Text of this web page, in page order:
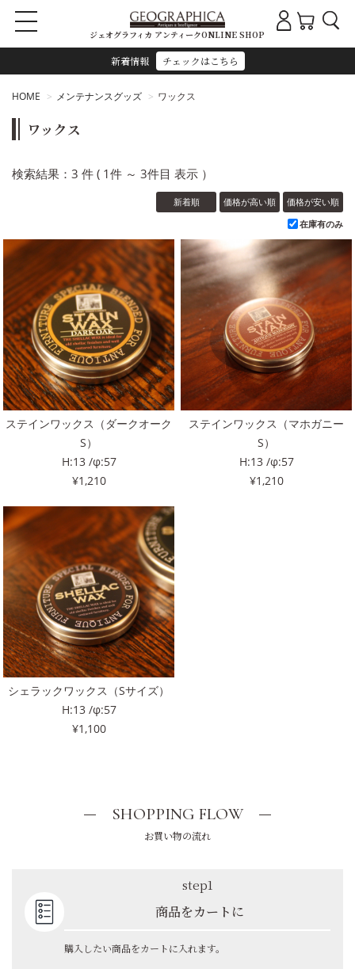
新着情報 チェックはこちら
ジェオグラフィカ アンティークONLINE SHOP
HOME メンテナンスグッズ ワックス
ワックス
検索結果：3 件 ( 1件 ～ 3件目 表示 ）
新着順 価格が高い順
価格が安い順
在庫有のみ
ステインワックス（ダークオーク
S）
H:13 /φ:57
¥1,210
ステインワックス（マホガニー
S）
H:13 /φ:57
¥1,210
シェラックワックス（Sサイズ）
H:13 /φ:57
¥1,100
SHOPPING FLOW
お買い物の流れ
step1
商品をカートに
購入したい商品をカートに入れます。